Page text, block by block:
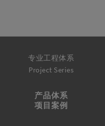
专业工程体系
Project Series
产品体系
项目案例